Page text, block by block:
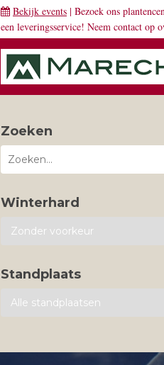
Bekijk events | Bezoek ons
een leveringsservice! Neem contact op
Zoeken
Winterhard
Standplaats